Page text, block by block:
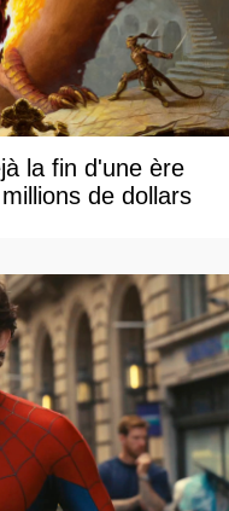
la fin d'une ère
de dollars